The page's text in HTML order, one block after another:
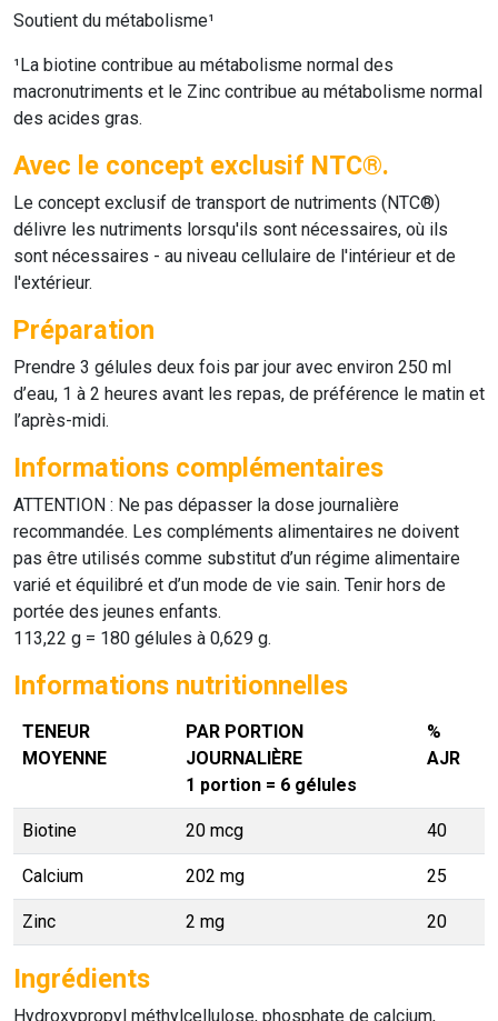
Soutient du métabolisme¹
¹La biotine contribue au métabolisme normal des
macronutriments et le Zinc contribue au métabolisme normal
des acides gras.
Avec le concept exclusif NTC®.
Le concept exclusif de transport de nutriments (NTC®)
délivre les nutriments lorsqu'ils sont nécessaires, où ils
sont nécessaires - au niveau cellulaire de l'intérieur et de
l'extérieur.
Préparation
Prendre 3 gélules deux fois par jour avec environ 250 ml
d’eau, 1 à 2 heures avant les repas, de préférence le matin et
l’après-midi.
Informations complémentaires
ATTENTION : Ne pas dépasser la dose journalière
recommandée. Les compléments alimentaires ne doivent
pas être utilisés comme substitut d’un régime alimentaire
varié et équilibré et d’un mode de vie sain. Tenir hors de
portée des jeunes enfants.
113,22 g = 180 gélules à 0,629 g.
Informations nutritionnelles
TENEUR
MOYENNE
PAR PORTION
JOURNALIÈRE
1 portion = 6 gélules
%
AJR
Biotine 20 mcg 40
Calcium 202 mg 25
Zinc 2 mg 20
Ingrédients
Hydroxypropyl méthylcellulose, phosphate de calcium,